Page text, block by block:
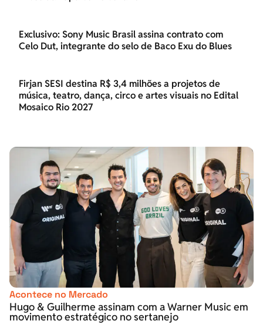
Exclusivo: Sony Music Brasil assina contrato com
Celo Dut, integrante do selo de Baco Exu do Blues
Firjan SESI destina R$ 3,4 milhões a projetos de
música, teatro, dança, circo e artes visuais no Edital
Mosaico Rio 2027
Acontece no Mercado
Hugo & Guilherme assinam com a Warner Music em
movimento estratégico no sertanejo